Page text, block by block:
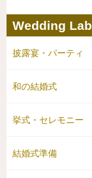
Wedding Lab
披露宴・パーティ
和の結婚式
挙式・セレモニー
結婚式準備